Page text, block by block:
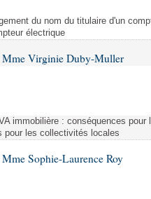
du nom du titulaire d'un
électrique
Mme Virginie Duby-Muller
immobilière : conséquences
pour les collectivités locales
Sophie-Laurence Roy